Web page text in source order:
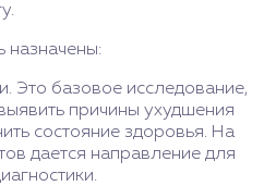
назначены:
Это базовое исследование,
причины ухудшения
состояние здоровья. На
дается направление для